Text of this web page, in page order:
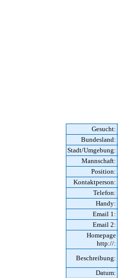
Gesucht:
Bundesland:
Stadt/Umgebung:
Mannschaft:
Position:
Kontaktperson:
Telefon:
Handy:
Email 1:
Email 2:
Homepage
http://:
Beschreibung:
Datum: